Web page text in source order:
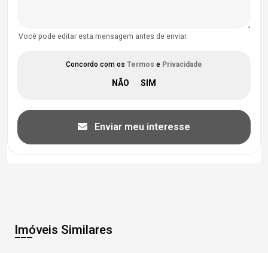
Você pode editar esta mensagem antes de enviar.
Concordo com os Termos e Privacidade
Enviar meu interesse
Imóveis Similares